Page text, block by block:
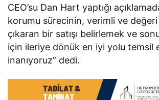
CEO’su Dan Hart yaptığı
korumu sürecinin, verimli ve
çıkaran bir satışı belirlemek ve
için ileriye dönük en iyi yolu temsil
inanıyoruz” dedi.